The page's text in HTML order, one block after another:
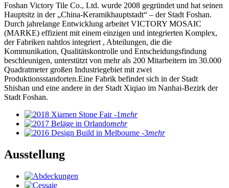
Foshan Victory Tile Co., Ltd. wurde 2008 gegründet und hat seinen
Hauptsitz in der „China-Keramikhauptstadt“ – der Stadt Foshan.
Durch jahrelange Entwicklung arbeitet VICTORY MOSAIC
(MARKE) effizient mit einem einzigen und integrierten Komplex,
der Fabriken nahtlos integriert , Abteilungen, die die
Kommunikation, Qualitätskontrolle und Entscheidungsfindung
beschleunigen, unterstützt von mehr als 200 Mitarbeitern im 30.000
Quadratmeter großen Industriegebiet mit zwei
Produktionsstandorten.Eine Fabrik befindet sich in der Stadt
Shishan und eine andere in der Stadt Xiqiao im Nanhai-Bezirk der
Stadt Foshan.
mehr
mehr
mehr
Ausstellung